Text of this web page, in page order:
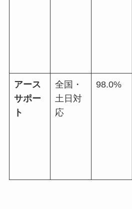
アース
サポー
ト
全国・
土日対
応
98.0%